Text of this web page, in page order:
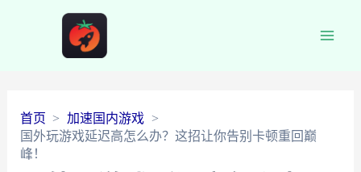
首页
加速国内游戏
国外玩游戏延迟高怎么办？这招让你告别卡顿重回巅
峰！